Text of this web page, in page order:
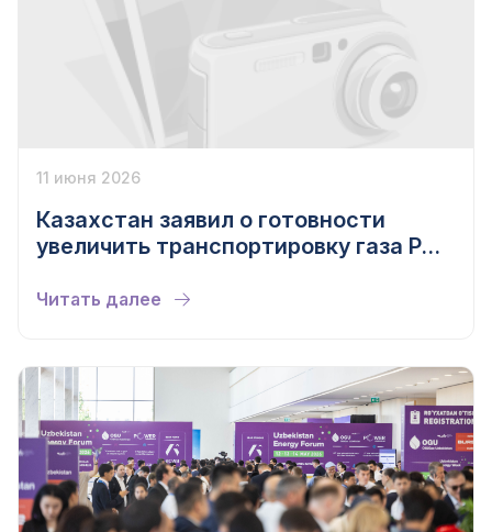
11 июня 2026
Казахстан заявил о готовности
увеличить транспортировку газа РФ
Читать далее